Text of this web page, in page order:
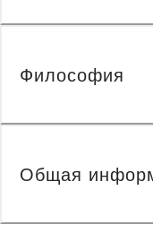
Философия
Общая